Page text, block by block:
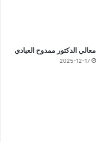
معالي الدكتور ممدوح العبادي
2025-12-17